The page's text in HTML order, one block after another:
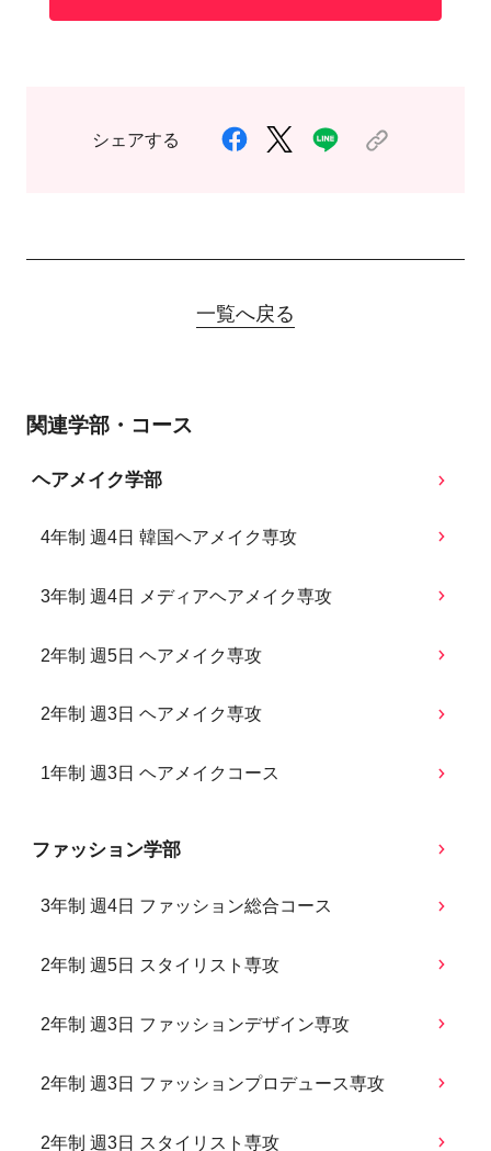
シェアする
一覧へ戻る
関連学部・コース
ヘアメイク学部
4年制 週4日 韓国ヘアメイク専攻
3年制 週4日 メディアヘアメイク専攻
2年制 週5日 ヘアメイク専攻
2年制 週3日 ヘアメイク専攻
1年制 週3日 ヘアメイクコース
ファッション学部
3年制 週4日 ファッション総合コース
2年制 週5日 スタイリスト専攻
2年制 週3日 ファッションデザイン専攻
2年制 週3日 ファッションプロデュース専攻
2年制 週3日 スタイリスト専攻